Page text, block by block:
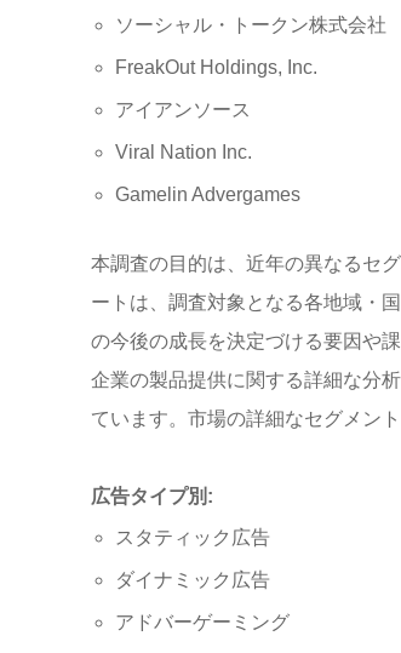
ソーシャル・トークン株式会社
FreakOut Holdings, Inc.
アイアンソース
Viral Nation Inc.
Gamelin Advergames
本調査の目的は、近年の異なるセ
ートは、調査対象となる各地域・
の今後の成長を決定づける要因や
企業の製品提供に関する詳細な分
ています。市場の詳細なセグメン
広告タイプ別:
スタティック広告
ダイナミック広告
アドバーゲーミング